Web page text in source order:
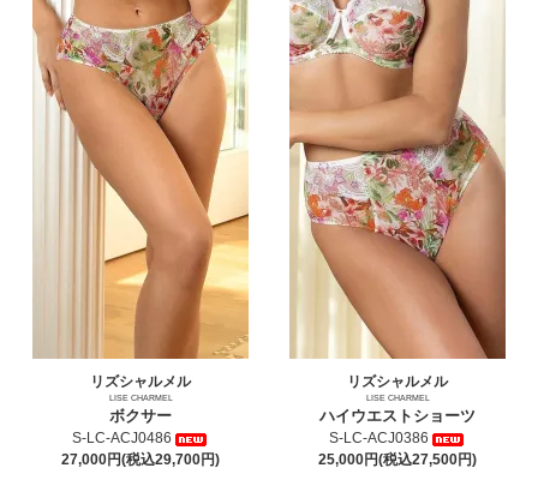
リズシャルメル
LISE CHARMEL
ボクサー
S-LC-ACJ0486
27,000円(税込29,700円)
リズシャルメル
LISE CHARMEL
ハイウエストショーツ
S-LC-ACJ0386
25,000円(税込27,500円)